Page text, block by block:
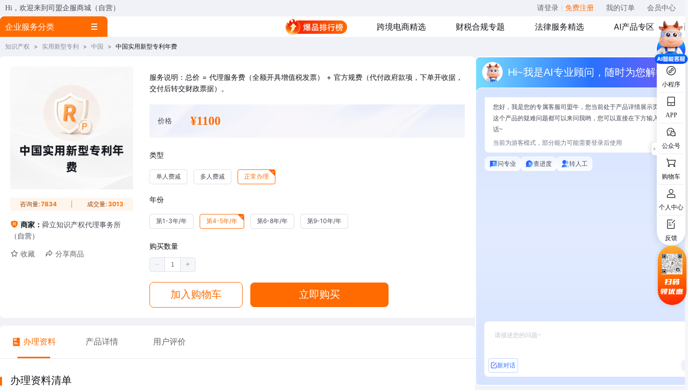
Hi，欢迎来到司盟企服商城（自营） 请登录 免费注册 我的订单 会员中心
小程序
APP
公众号
购物车
个人中心
反馈
扫码
领优惠
企业服务分类 跨境电商精选 财税合规专题 法律服务精选 AI产品专区
知识产权 > 实用新型专利 > 中国 > 中国实用新型专利年费
咨询量:7834 成交量:3013
商家： 舜立知识产权代理事务所
（自营）
收藏 分享商品
服务说明：总价 = 代理服务费（全额开具增值税发票） + 官方规费（代付政府款项，下单开收据，
交付后转交财政票据）。
价格 ¥1100
类型
单人费减 多人费减 正常办理
年份
第1-3年/年 第4-5年/年 第6-8年/年 第9-10年/年
购买数量
加入购物车 立即购买
办理资料 产品详情 用户评价
办理资料清单
Hi~我是AI专业顾问，随时为您解答
您好，我是您的专属客服司盟牛，您当前处于产品详情展示页面，有关
这个产品的疑难问题都可以来问我哟，您可以直接在下方输入问题开始
话~
当前为游客模式，部分能力可能需要登录后使用
问专业 查进度 转人工
新对话